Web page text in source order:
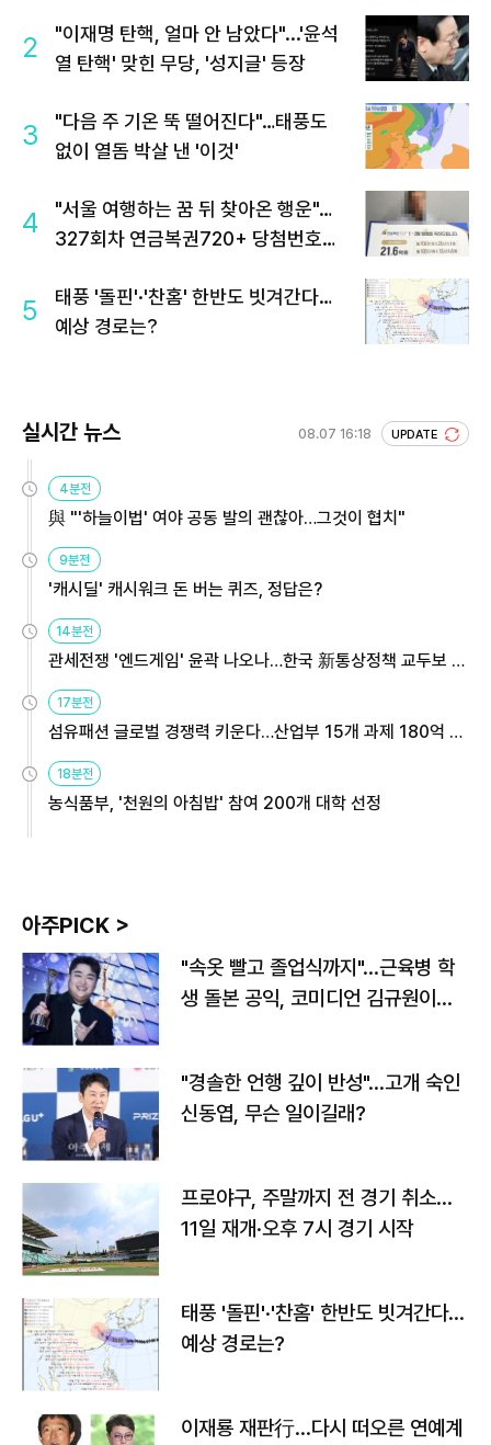
2
"이재명 탄핵, 얼마 안 남았다"...'윤석
열 탄핵' 맞힌 무당, '성지글' 등장
3
"다음 주 기온 뚝 떨어진다"…태풍도
없이 열돔 박살 낸 '이것'
4
"서울 여행하는 꿈 뒤 찾아온 행운"…
327회차 연금복권720+ 당첨번호조
5
태풍 '돌핀'·'찬홈' 한반도 빗겨간다…
예상 경로는?
실시간 뉴스 08.07 16:18 UPDATE
4분전
與 "'하늘이법' 여야 공동 발의 괜찮아…그것이 협치"
9분전
'캐시딜' 캐시워크 돈 버는 퀴즈, 정답은?
14분전
관세전쟁 '엔드게임' 윤곽 나오나…한국 新통상정책 교두보 활
용해야
17분전
섬유패션 글로벌 경쟁력 키운다…산업부 15개 과제 180억 지
원
18분전
농식품부, '천원의 아침밥' 참여 200개 대학 선정
아주PICK >
"속옷 빨고 졸업식까지"…근육병 학
생 돌본 공익, 코미디언 김규원이었
"경솔한 언행 깊이 반성"…고개 숙인
신동엽, 무슨 일이길래?
프로야구, 주말까지 전 경기 취소…
11일 재개·오후 7시 경기 시작
태풍 '돌핀'·'찬홈' 한반도 빗겨간다…
예상 경로는?
이재룡 재판行…다시 떠오른 연예계